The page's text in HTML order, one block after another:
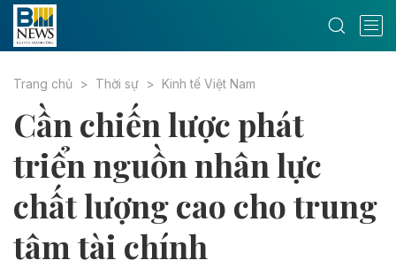
Trang chủ Thời sự Kinh tế Việt Nam
Cần chiến lược phát
triển nguồn nhân lực
chất lượng cao cho trung
tâm tài chính